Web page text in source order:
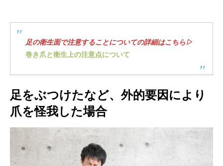
足の衛生面で注意することについての詳細はこちら▷
巻き爪と衛生上の注意点について
足をぶつけたなど、外的要因により
爪を怪我した場合